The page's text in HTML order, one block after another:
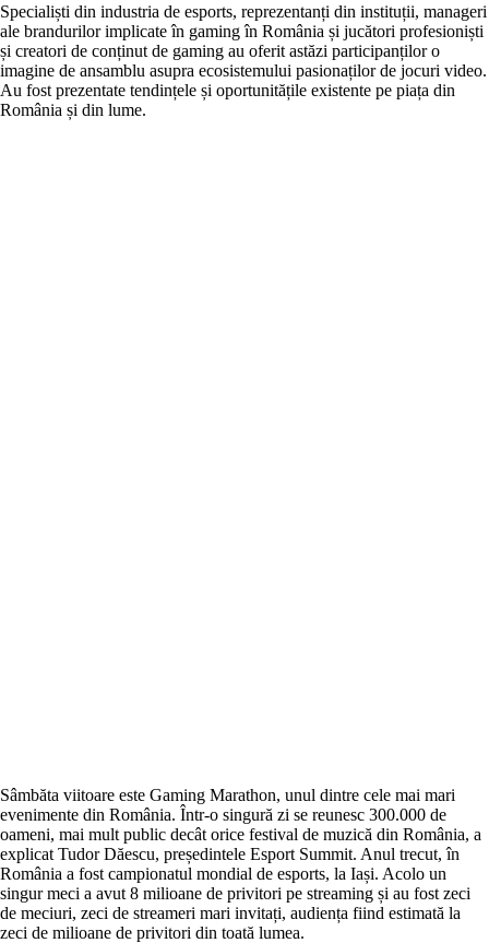
Specialiști din industria de esports, reprezentanți din instituții, manageri
ale brandurilor implicate în gaming în România și jucători profesioniști
și creatori de conținut de gaming au oferit astăzi participanților o
imagine de ansamblu asupra ecosistemului pasionaților de jocuri video.
Au fost prezentate tendințele și oportunitățile existente pe piața din
România și din lume.
Sâmbăta viitoare este Gaming Marathon, unul dintre cele mai mari
evenimente din România. Într-o singură zi se reunesc 300.000 de
oameni, mai mult public decât orice festival de muzică din România, a
explicat Tudor Dăescu, președintele Esport Summit. Anul trecut, în
România a fost campionatul mondial de esports, la Iași. Acolo un
singur meci a avut 8 milioane de privitori pe streaming și au fost zeci
de meciuri, zeci de streameri mari invitați, audiența fiind estimată la
zeci de milioane de privitori din toată lumea.